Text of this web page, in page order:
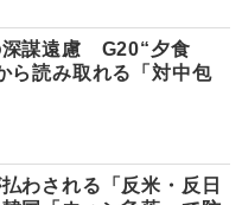
深謀遠慮 G20“夕食
ら読み取れる「対中包
払わされる「反米・反日